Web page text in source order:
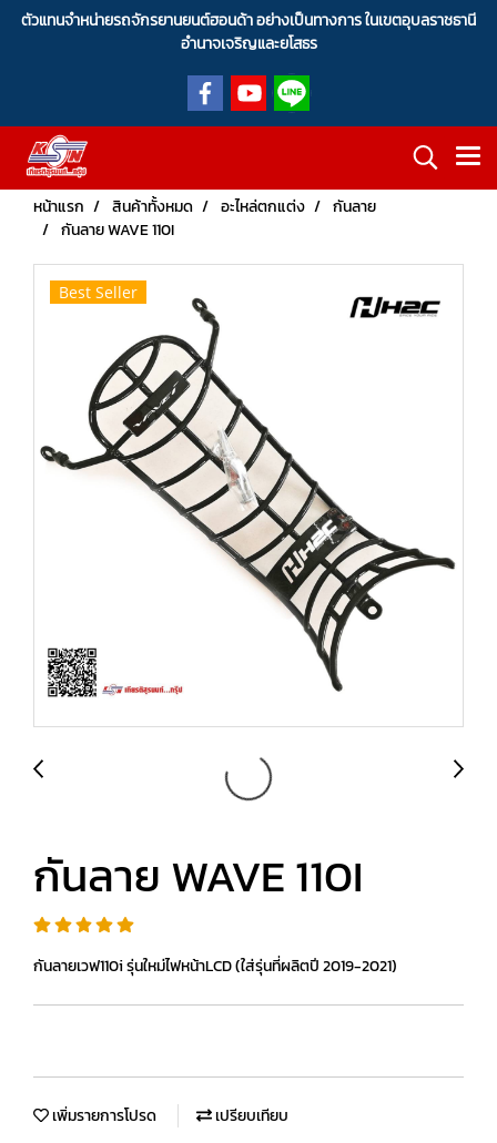
ตัวแทนจำหน่ายรถจักรยานยนต์ฮอนด้า อย่างเป็นทางการ ในเขตอุบลราชธานี
อำนาจเจริญและยโสธร
หน้าแรก สินค้าทั้งหมด อะไหล่ตกแต่ง
กันลาย
กันลาย WAVE 110I
Best Seller
กันลาย WAVE 110I
กันลายเวฟ110i รุ่นใหม่ไฟหน้าLCD (ใส่รุ่นที่ผลิตปี 2019-2021)
เพิ่มรายการโปรด เปรียบเทียบ